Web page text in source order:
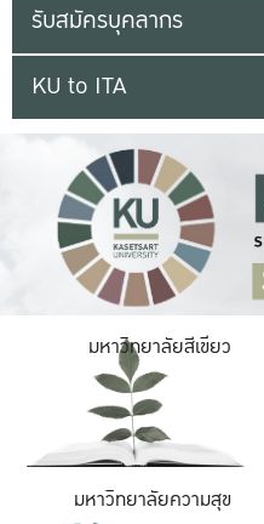
รับสมัครบุคลากร
KU to ITA
มหาวิทยาลัยสีเขียว
มหาวิทยาลัยความสุข